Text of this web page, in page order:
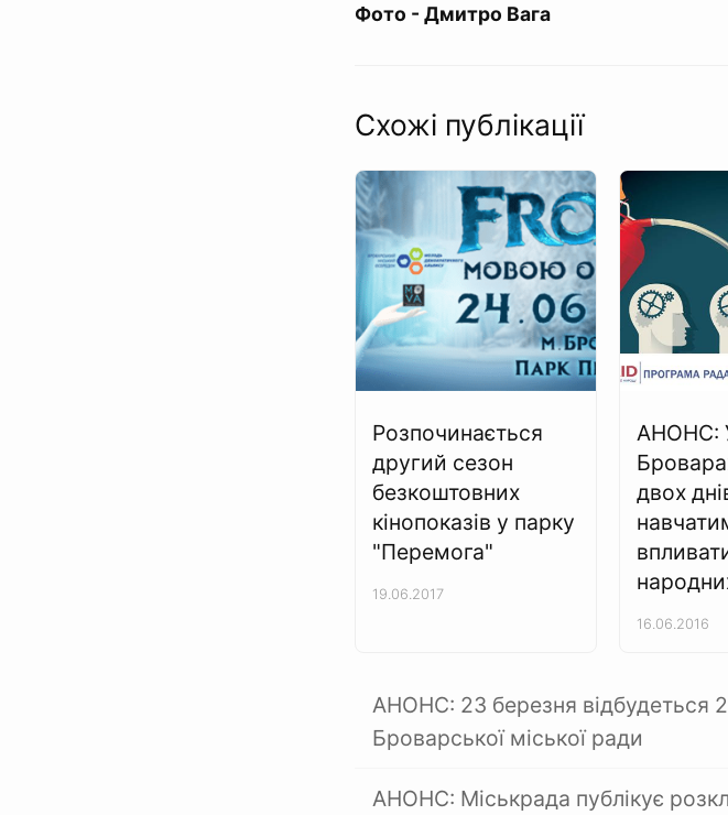
Фото - Дмитро Вага
Схожі публікації
Розпочинається
другий сезон
безкоштовних
кінопоказів у парку
"Перемога"
19.06.2017
АНОНС:
двох
16.06.2016
АНОНС: 23 березня відбудеться
Броварської міської ради
АНОНС: Міськрада публікує